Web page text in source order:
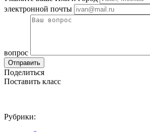
электронной почты
вопрос
Отправить
Поделиться
Поставить класс
Рубрики: